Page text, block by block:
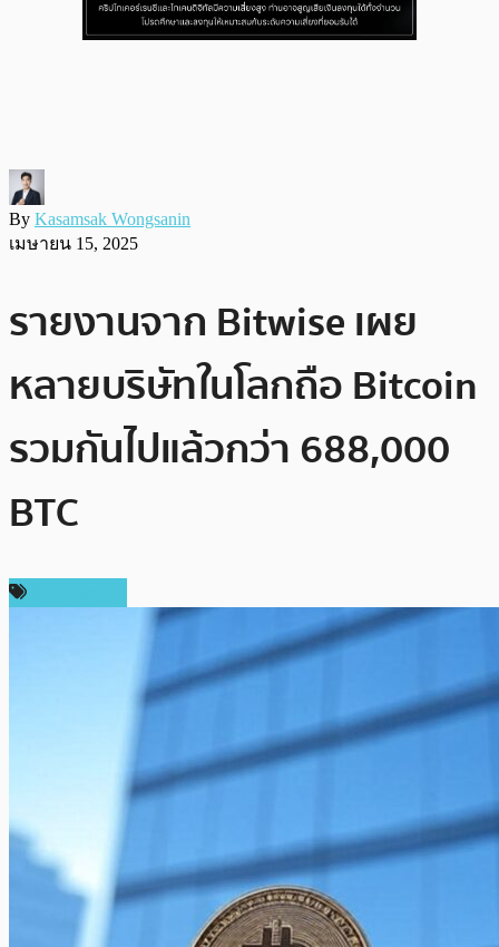
By Kasamsak Wongsanin
เมษายน 15, 2025
รายงานจาก Bitwise เผย
หลายบริษัทในโลกถือ Bitcoin
รวมกันไปแล้วกว่า 688,000
BTC